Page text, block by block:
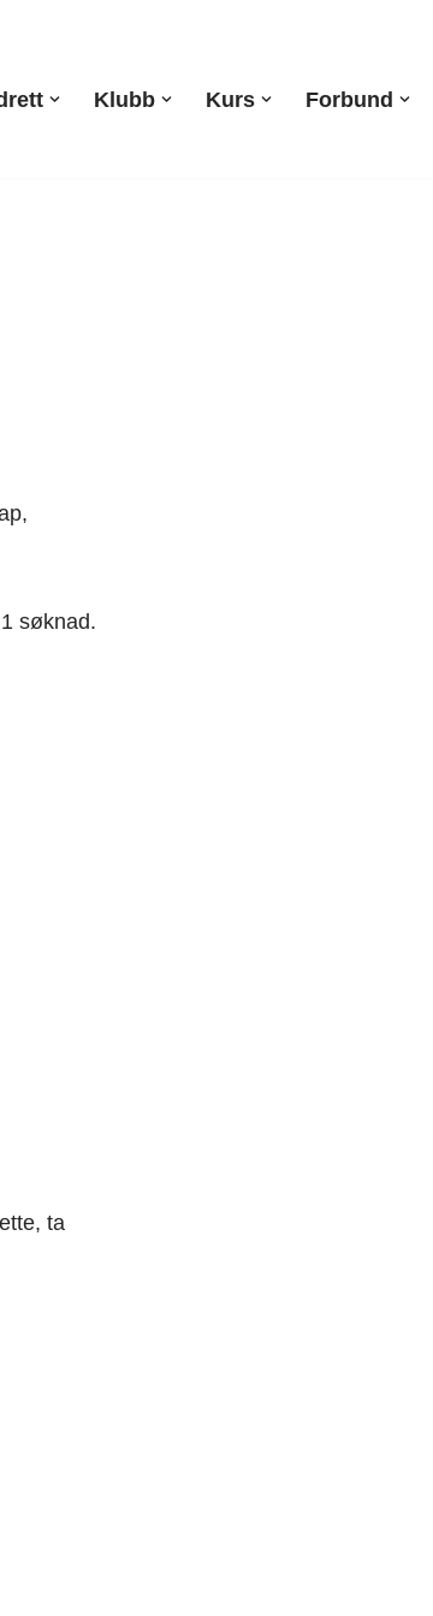
Klubb Kurs Forbund
søknad.
ta